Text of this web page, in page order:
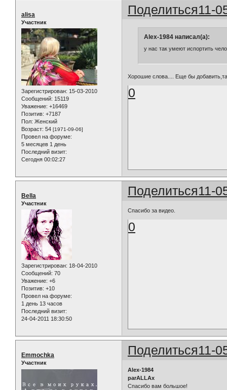
Поделиться11-
alisa
Участник
Зарегистрирован: 15-03-2010
Сообщений: 15119
Уважение: +16469
Позитив: +7187
Пол: Женский
Возраст: 54 [1971-09-06]
Провел на форуме:
5 месяцев 1 день
Последний визит:
Сегодня 00:02:27
Alex-1984 написал(а):
у нас так умеют испортить
Хорошие слова.... Еще бы
0
Поделиться11-
Bella
Участник
Зарегистрирован: 18-04-2010
Сообщений: 70
Уважение: +6
Позитив: +10
Провел на форуме:
1 день 13 часов
Последний визит:
24-04-2011 18:30:50
Спасибо за видео.
0
Поделиться11-
Emmochka
Участник
Alex-1984
parALLAx
Спасибо вам большое!